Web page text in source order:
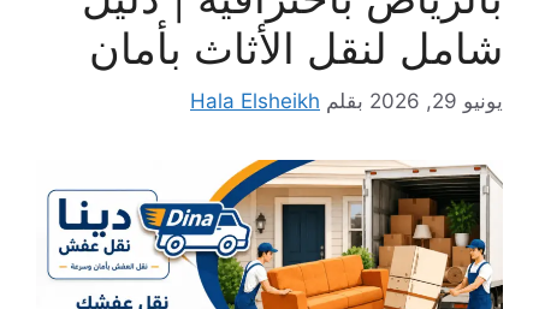
شامل لنقل الأثاث بأمان
يونيو 29, 2026 بقلم Hala Elsheikh